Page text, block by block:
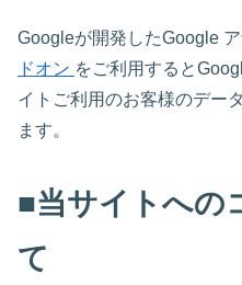
Googleが開発したGoogle
ドオン をご利用すると
イトご利用のお客様のデー
ます。
■当サイトへの
て